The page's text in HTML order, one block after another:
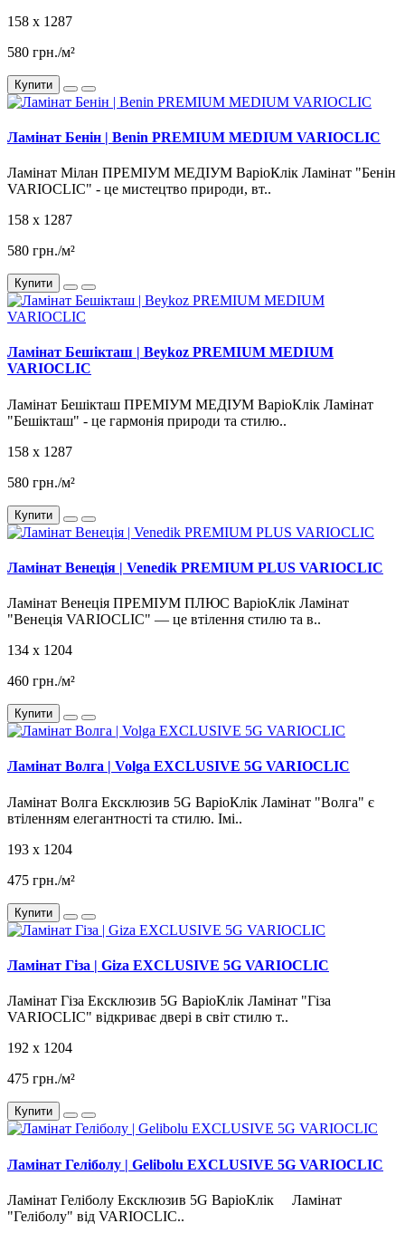
158 x 1287
580 грн./м²
Купити
Ламінат Бенін | Benin PREMIUM MEDIUM VARIOCLIC
Ламінат Мілан ПРЕМІУМ МЕДІУМ ВаріоКлік Ламінат "Бенін
VARIOCLIC" - це мистецтво природи, вт..
158 x 1287
580 грн./м²
Купити
Ламінат Бешікташ | Beykoz PREMIUM MEDIUM
VARIOCLIC
Ламінат Бешікташ ПРЕМІУМ МЕДІУМ ВаріоКлік Ламінат
"Бешікташ" - це гармонія природи та стилю..
158 x 1287
580 грн./м²
Купити
Ламінат Венеція | Venedik PREMIUM PLUS VARIOCLIC
Ламінат Венеція ПРЕМІУМ ПЛЮС ВаріоКлік Ламінат
"Венеція VARIOCLIC" — це втілення стилю та в..
134 x 1204
460 грн./м²
Купити
Ламінат Волга | Volga EXCLUSIVE 5G VARIOCLIC
Ламінат Волга Ексклюзив 5G ВаріоКлік Ламінат "Волга" є
втіленням елегантності та стилю. Імі..
193 x 1204
475 грн./м²
Купити
Ламінат Гіза | Giza EXCLUSIVE 5G VARIOCLIC
Ламінат Гіза Ексклюзив 5G ВаріоКлік Ламінат "Гіза
VARIOCLIC" відкриває двері в світ стилю т..
192 x 1204
475 грн./м²
Купити
Ламінат Геліболу | Gеlibolu EXCLUSIVE 5G VARIOCLIC
Ламінат Геліболу Ексклюзив 5G ВаріоКлік Ламінат
"Геліболу" від VARIOCLIC..